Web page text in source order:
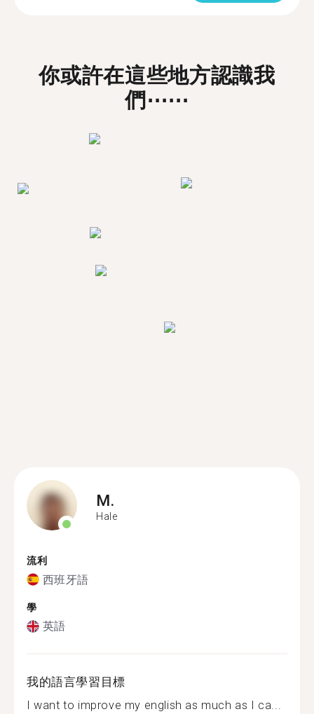
你或許在這些地方認識我
們⋯⋯
M.
Hale
流利
西班牙語
學
英語
我的語言學習目標
I want to improve my english as much as I ca...